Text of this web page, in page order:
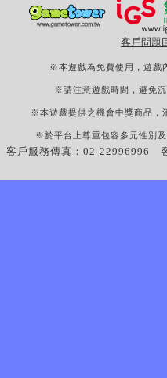
客戶問題
※本遊戲為免費使用，遊戲
※請注意遊戲時間，避免
※本遊戲提供之機會中獎商品，
※於平台上尊重包容多元性別
客戶服務傳真：02-22996996